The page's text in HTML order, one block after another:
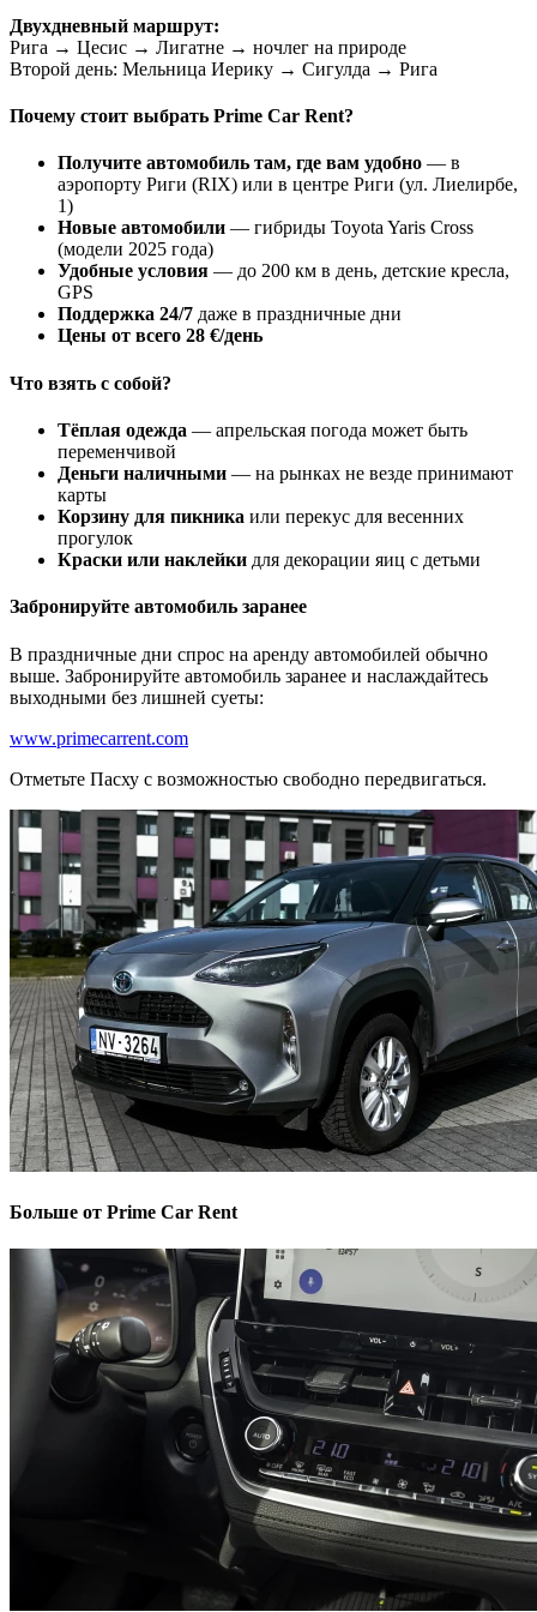
Двухдневный маршрут:
Рига → Цесис → Лигатне → ночлег на природе
Второй день: Мельница Иерику → Сигулда → Рига
Почему стоит выбрать Prime Car Rent?
Получите автомобиль там, где вам удобно — в
аэропорту Риги (RIX) или в центре Риги (ул. Лиелирбе,
1)
Новые автомобили — гибриды Toyota Yaris Cross
(модели 2025 года)
Удобные условия — до 200 км в день, детские кресла,
GPS
Поддержка 24/7 даже в праздничные дни
Цены от всего 28 €/день
Что взять с собой?
Тёплая одежда — апрельская погода может быть
переменчивой
Деньги наличными — на рынках не везде принимают
карты
Корзину для пикника или перекус для весенних
прогулок
Краски или наклейки для декорации яиц с детьми
Забронируйте автомобиль заранее
В праздничные дни спрос на аренду автомобилей обычно
выше. Забронируйте автомобиль заранее и наслаждайтесь
выходными без лишней суеты:
www.primecarrent.com
Отметьте Пасху с возможностью свободно передвигаться.
Больше от Prime Car Rent